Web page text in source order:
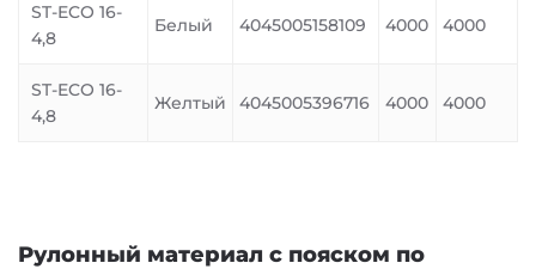
ST-ECO 16-
4,8
Белый 4045005158109 4000 4000
ST-ECO 16-
4,8
Желтый 4045005396716 4000 4000
Рулонный материал с пояском по